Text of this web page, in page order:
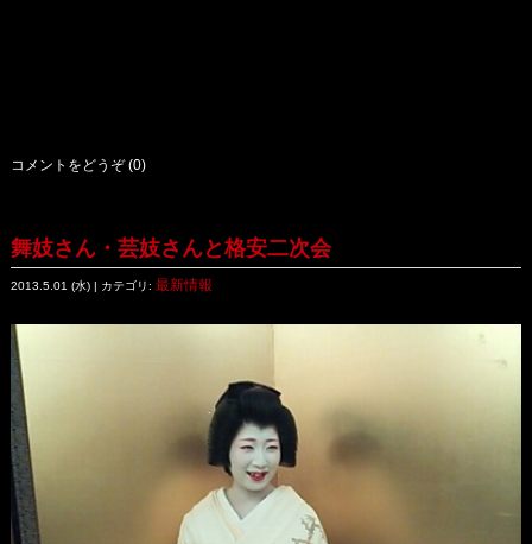
コメントをどうぞ (0)
舞妓さん・芸妓さんと格安二次会
2013.5.01 (水) | カテゴリ: 最新情報